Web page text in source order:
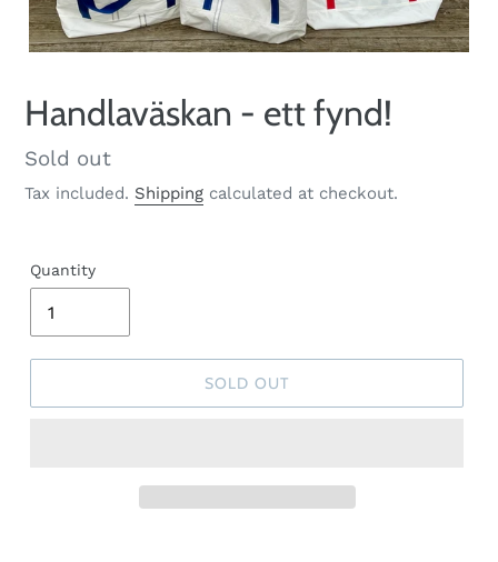
Handlaväskan - ett fynd!
Regular
price
Sold out
Tax included. Shipping calculated at checkout.
Quantity
SOLD OUT